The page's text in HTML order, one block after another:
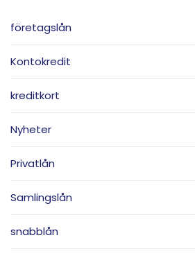
företagslån
Kontokredit
kreditkort
Nyheter
Privatlån
Samlingslån
snabblån